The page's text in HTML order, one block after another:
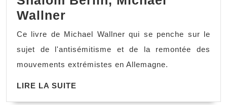
Wallner
Ce livre de Michael Wallner qui se penche sur le
sujet de l'antisémitisme et de la remontée des
mouvements extrémistes en Allemagne.
LIRE LA SUITE